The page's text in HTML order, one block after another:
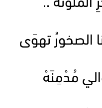
المُلوَّنَهْ ..
الصخورُ تهوَى
مُدْمِنَهْ